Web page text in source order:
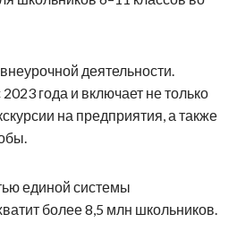
деятельности.
года и включает не только
на предприятия, а также
единой системы
более 8,5 млн школьников.